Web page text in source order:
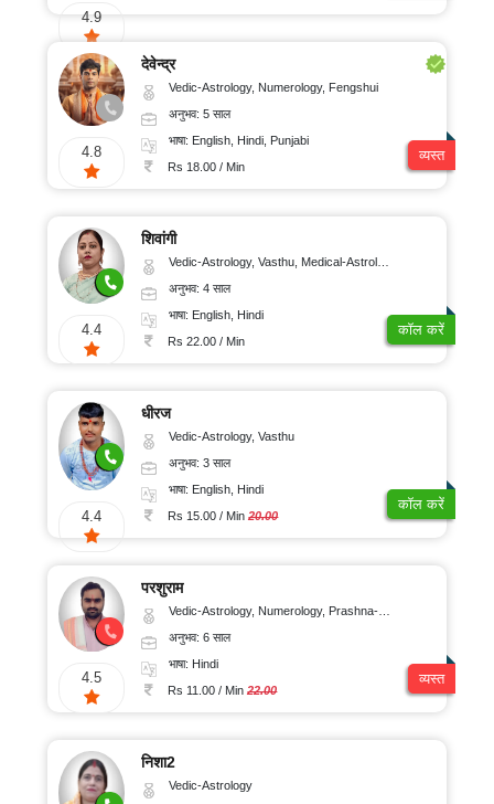
4.9
4.8
देवेन्द्र
Vedic-Astrology, Numerology, Fengshui
अनुभव: 5 साल
भाषा: English, Hindi, Punjabi
Rs 18.00 / Min
व्यस्त
4.4
शिवांगी
Vedic-Astrology, Vasthu, Medical-Astrology
अनुभव: 4 साल
भाषा: English, Hindi
Rs 22.00 / Min
कॉल करें
4.4
धीरज
Vedic-Astrology, Vasthu
अनुभव: 3 साल
भाषा: English, Hindi
Rs 15.00 / Min20.00
कॉल करें
4.5
परशुराम
Vedic-Astrology, Numerology, Prashna-Kundali
अनुभव: 6 साल
भाषा: Hindi
Rs 11.00 / Min22.00
व्यस्त
निशा2
Vedic-Astrology